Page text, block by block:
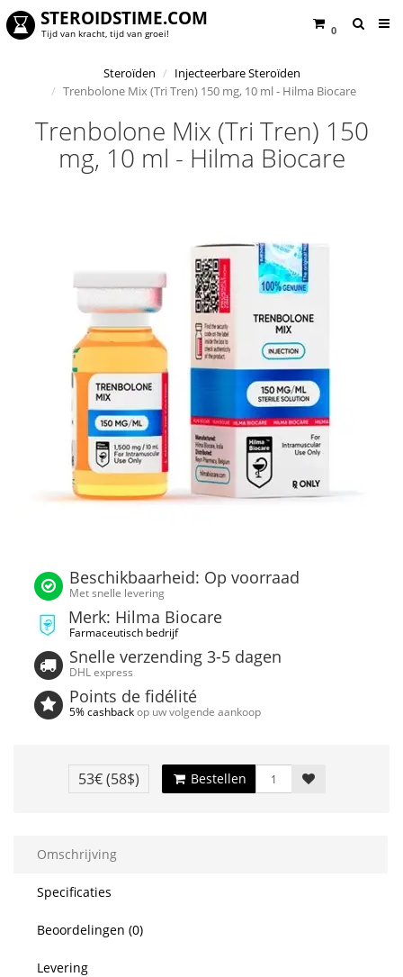
0
STEROIDSTIME.COM
Tijd van kracht, tijd van groei!
Steroïden
Injecteerbare Steroïden
Trenbolone Mix (Tri Tren) 150 mg, 10 ml - Hilma Biocare
Trenbolone Mix (Tri Tren) 150
mg, 10 ml - Hilma Biocare
Beschikbaarheid: Op voorraad
Met snelle levering
Merk: Hilma Biocare
Farmaceutisch bedrijf
Snelle verzending 3-5 dagen
DHL express
Points de fidélité
5% cashbackop uw volgende aankoop
53€(58$) Bestellen
Omschrijving
Specificaties
Beoordelingen (0)
Levering